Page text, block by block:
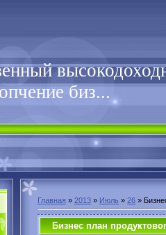
биз...
Главная » 2013 » Июль » 26 »
Бизнес план